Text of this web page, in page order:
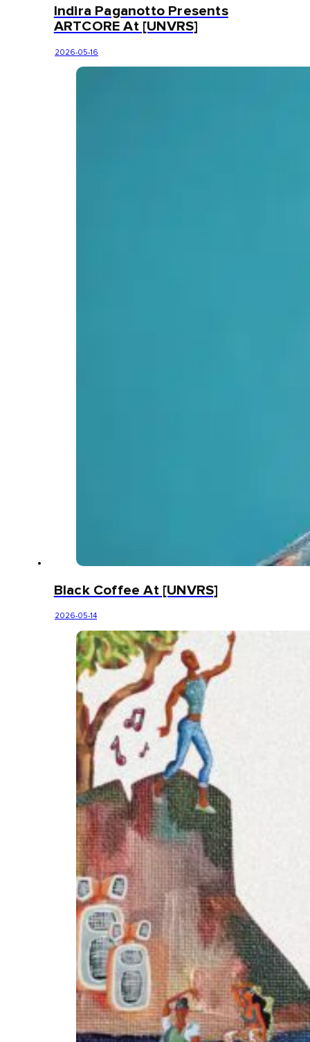
Indira Paganotto Presents
ARTCORE At [UNVRS]
2026-05-16
Black Coffee At [UNVRS]
2026-05-14